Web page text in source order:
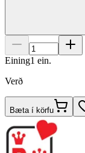
Eining1 ein.
Verð
Bæta í körfu